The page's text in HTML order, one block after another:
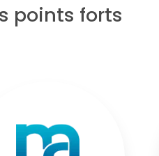
points forts